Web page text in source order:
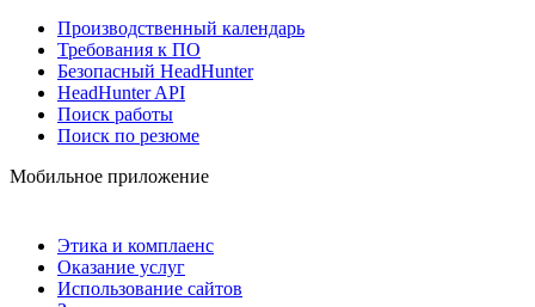
Производственный календарь
Требования к ПО
Безопасный HeadHunter
HeadHunter API
Поиск работы
Поиск по резюме
Мобильное приложение
Этика и комплаенс
Оказание услуг
Использование сайтов